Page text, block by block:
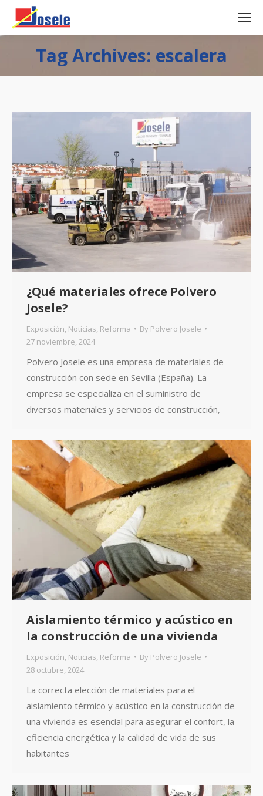
Tag Archives: escalera
¿Qué materiales ofrece Polvero
Josele?
Exposición, Noticias, Reforma By Polvero Josele
27 noviembre, 2024
Polvero Josele es una empresa de materiales de
construcción con sede en Sevilla (España). La
empresa se especializa en el suministro de
diversos materiales y servicios de construcción,
Aislamiento térmico y acústico en
la construcción de una vivienda
Exposición Noticias Reforma By Polvero Josele
28 octubre, 2024
La correcta elección de materiales para el
aislamiento térmico y acústico en la construcción de
una vivienda es esencial para asegurar el confort, la
eficiencia energética y la calidad de vida de sus
habitantes